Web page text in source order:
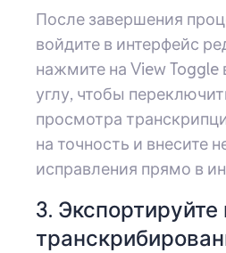
После завершения
войдите в интерфейс
нажмите на View
углу, чтобы
просмотра
на точность и внесите
исправления прямо в
3.